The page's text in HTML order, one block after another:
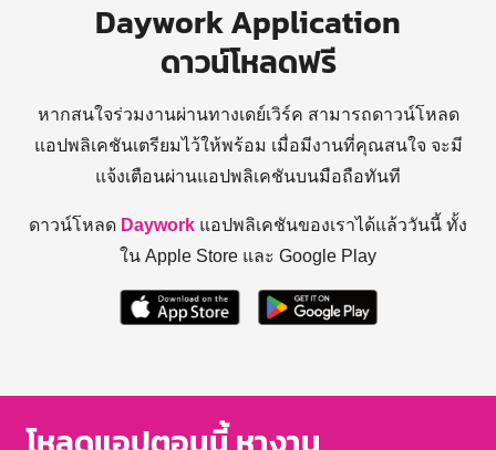
Daywork Application
ดาวน์โหลดฟรี
หากสนใจร่วมงานผ่านทางเดย์เวิร์ค สามารถดาวน์โหลด
แอปพลิเคชันเตรียมไว้ให้พร้อม เมื่อมีงานที่คุณสนใจ จะมี
แจ้งเตือนผ่านแอปพลิเคชันบนมือถือทันที
ดาวน์โหลด Daywork แอปพลิเคชันของเราได้แล้ววันนี้ ทั้ง
ใน Apple Store และ Google Play